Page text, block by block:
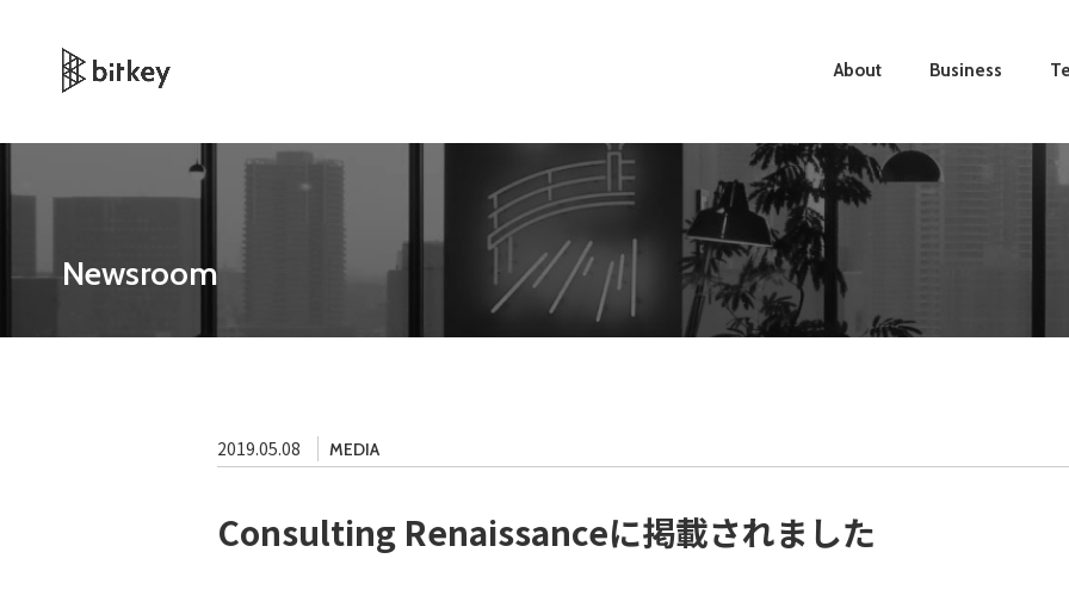
About Business
Newsroom
2019.05.08 MEDIA
Consulting Renaissanceに掲載されました